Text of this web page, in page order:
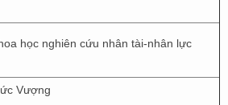
học nghiên cứu nhân tài-nhân lực
Vượng